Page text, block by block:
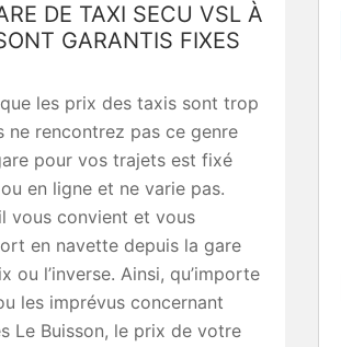
DE TAXI SECU VSL À
GARANTIS FIXES
les prix des taxis sont trop
ne rencontrez pas ce genre
pour vos trajets est fixé
en ligne et ne varie pas.
vous convient et vous
en navette depuis la gare
l’inverse. Ainsi, qu’importe
les imprévus concernant
Le Buisson, le prix de votre